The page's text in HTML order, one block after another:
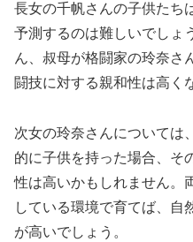
長女の千帆さんの子供たち
予測するのは難しいでしょ
ん、叔母が格闘家の玲奈さ
闘技に対する親和性は高く
次女の玲奈さんについては
的に子供を持った場合、そ
性は高いかもしれません。
している環境で育てば、自
が高いでしょう。